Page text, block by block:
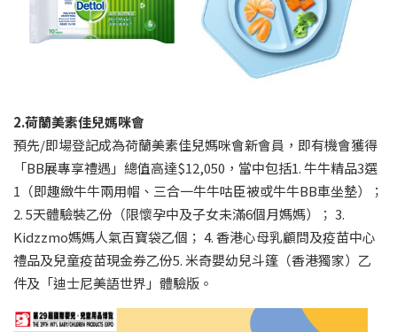
2.荷蘭美素佳兒媽咪會
預先/即場登記成為荷蘭美素佳兒媽咪會新會員，即有機會獲得
「BB展專享禮遇」總值高達$12,050，當中包括1. 牛牛精品3選
1（即趣緻牛牛兩用帽、三合一牛牛咕臣被或牛牛BB車坐墊）；
2. 5天體驗裝乙份（限懷孕中及子女未滿6個月媽媽）； 3.
Kidzzmo媽媽人氣百寶袋乙個； 4. 香港心母乳顧問及疫苗中心
禮品及兒童疫苗現金券乙份5. 米奇嬰幼兒斗篷（香港獨家）乙
件及「迪士尼美語世界」體驗版。